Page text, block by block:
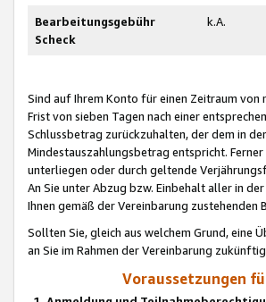
Bearbeitungsgebühr
Scheck
k.A.
Sind auf Ihrem Konto für einen Zeitraum von
Frist von sieben Tagen nach einer
Schlussbetrag zurückzuhalten, der dem in
Mindestauszahlungsbetrag entspricht.
unterliegen oder durch geltende
An Sie unter Abzug bzw. Einbehalt aller in
Ihnen gemäß der Vereinbarung zustehenden
Sollten Sie, gleich aus welchem Grund, eine
an Sie im Rahmen der Vereinbarung
Voraussetzungen